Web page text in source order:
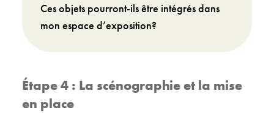
Ces objets pourront-ils être intégrés dans
mon espace d’exposition?
Étape 4 : La scénographie et la mise
en place